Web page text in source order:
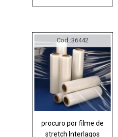
Cod.:36442
procuro por filme de
stretch Interlagos